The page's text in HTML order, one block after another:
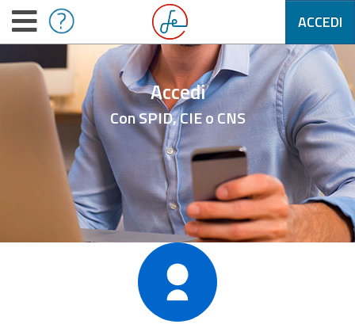
ACCEDI
Accedi
Con SPID, CIE o CNS